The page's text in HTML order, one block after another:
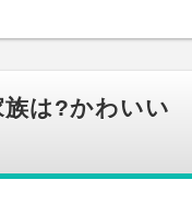
は?かわいい